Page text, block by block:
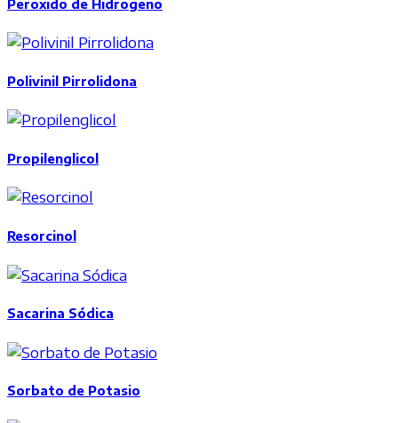
Peroxido de Hidrogeno
Polivinil Pirrolidona
Propilenglicol
Resorcinol
Sacarina Sódica
Sorbato de Potasio